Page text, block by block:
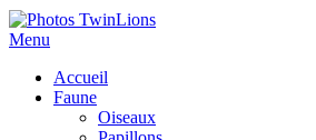
Menu
Accueil
Faune
Oiseaux